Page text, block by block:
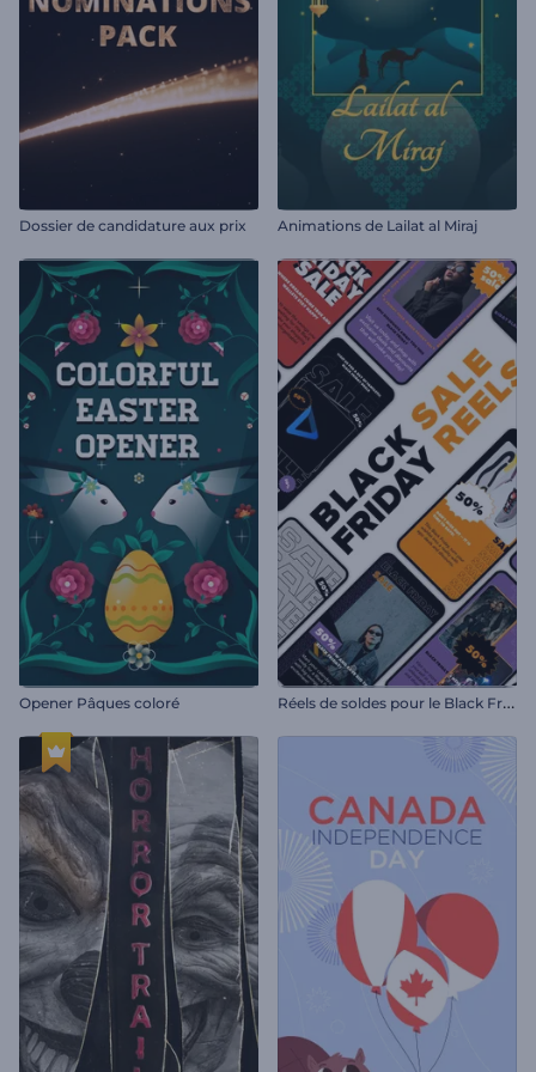
Dossier de candidature aux prix Animations de Lailat al Miraj
Opener Pâques coloré R
éels de soldes pour le Black Friday